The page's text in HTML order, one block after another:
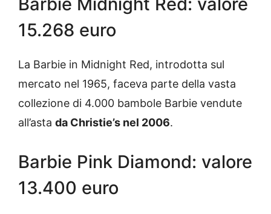
15.268 euro
La Barbie in Midnight Red, introdotta sul
mercato nel 1965, faceva parte della vasta
collezione di 4.000 bambole Barbie vendute
all’asta da Christie’s nel 2006.
Barbie Pink Diamond: valore
13.400 euro